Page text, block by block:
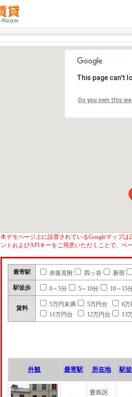
This page can't
Do you own this
本デモページ上に設置されているGoogleマップ
ントおよびAPIキーをご用意いただくことで、ペ
最寄駅 赤坂見附 四ッ谷 新宿
駅徒歩 0～5分 5～10分 10～15
賃料
5万円未満 5万円台 6万
11万円台
12万円台 13
外観 最寄駅 所在地 駅
豊島区